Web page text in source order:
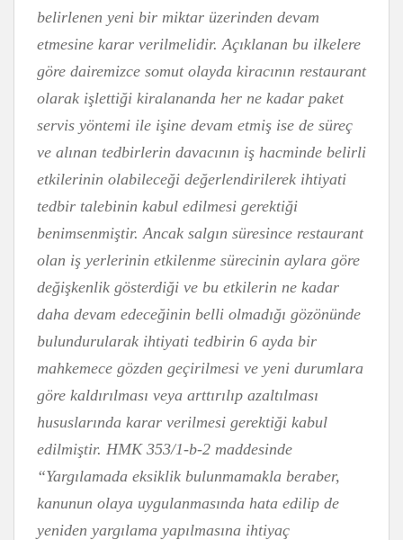
belirlenen yeni bir miktar üzerinden devam
etmesine karar verilmelidir. Açıklanan bu ilkelere
göre dairemizce somut olayda kiracının restaurant
olarak işlettiği kiralananda her ne kadar paket
servis yöntemi ile işine devam etmiş ise de süreç
ve alınan tedbirlerin davacının iş hacminde belirli
etkilerinin olabileceği değerlendirilerek ihtiyati
tedbir talebinin kabul edilmesi gerektiği
benimsenmiştir. Ancak salgın süresince restaurant
olan iş yerlerinin etkilenme sürecinin aylara göre
değişkenlik gösterdiği ve bu etkilerin ne kadar
daha devam edeceğinin belli olmadığı gözönünde
bulundurularak ihtiyati tedbirin 6 ayda bir
mahkemece gözden geçirilmesi ve yeni durumlara
göre kaldırılması veya arttırılıp azaltılması
hususlarında karar verilmesi gerektiği kabul
edilmiştir. HMK 353/1-b-2 maddesinde
“Yargılamada eksiklik bulunmamakla beraber,
kanunun olaya uygulanmasında hata edilip de
yeniden yargılama yapılmasına ihtiyaç